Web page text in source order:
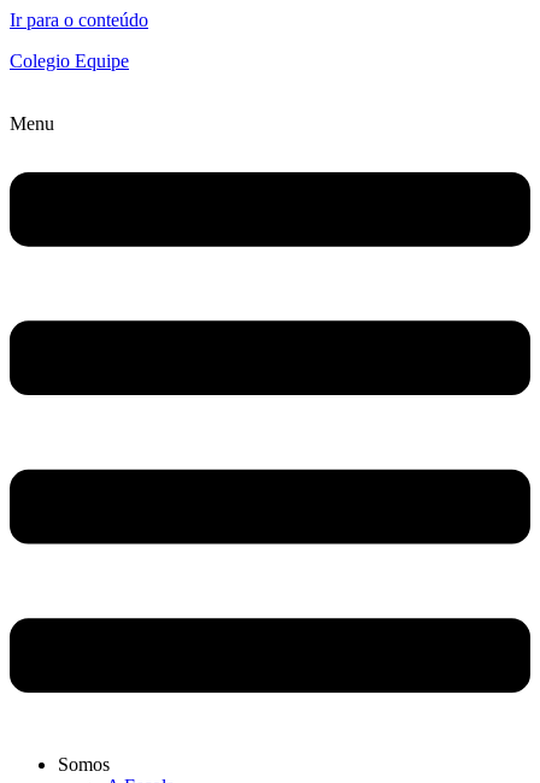
Ir para o conteúdo
Colegio Equipe
Menu
Somos